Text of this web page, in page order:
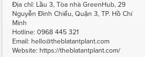
Địa chỉ: Lầu 3, Tòa nhà GreenHub, 29
Nguyễn Đình Chiểu, Quận 3, TP. Hồ Chí
Minh
Hotline: 0968 445 321
Email: hello@theblatantplant.com
Website: https://theblatantplant.com/